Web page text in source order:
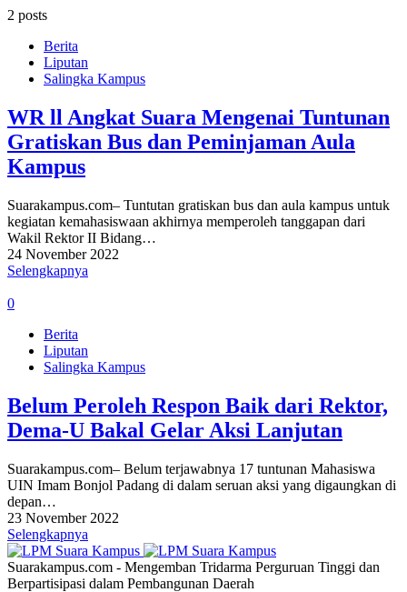
2 posts
Berita
Liputan
Salingka Kampus
WR ll Angkat Suara Mengenai Tuntunan
Gratiskan Bus dan Peminjaman Aula
Kampus
Suarakampus.com– Tuntutan gratiskan bus dan aula kampus untuk
kegiatan kemahasiswaan akhirnya memperoleh tanggapan dari
Wakil Rektor II Bidang…
24 November 2022
Selengkapnya
0
Berita
Liputan
Salingka Kampus
Belum Peroleh Respon Baik dari Rektor,
Dema-U Bakal Gelar Aksi Lanjutan
Suarakampus.com– Belum terjawabnya 17 tuntunan Mahasiswa
UIN Imam Bonjol Padang di dalam seruan aksi yang digaungkan di
depan…
23 November 2022
Selengkapnya
Suarakampus.com - Mengemban Tridarma Perguruan Tinggi dan
Berpartisipasi dalam Pembangunan Daerah